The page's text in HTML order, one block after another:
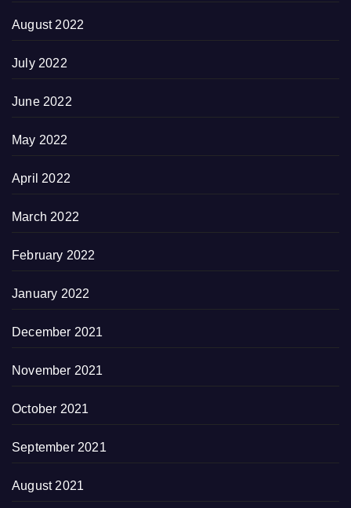
August 2022
July 2022
June 2022
May 2022
April 2022
March 2022
February 2022
January 2022
December 2021
November 2021
October 2021
September 2021
August 2021